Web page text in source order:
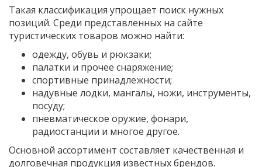
Такая классификация упрощает поиск нужных
позиций. Среди представленных на сайте
туристических товаров можно найти:
одежду, обувь и рюкзаки;
палатки и прочее снаряжение;
спортивные принадлежности;
надувные лодки, мангалы, ножи, инструменты,
посуду;
пневматическое оружие, фонари,
радиостанции и многое другое.
Основной ассортимент составляет качественная и
долговечная продукция известных брендов.